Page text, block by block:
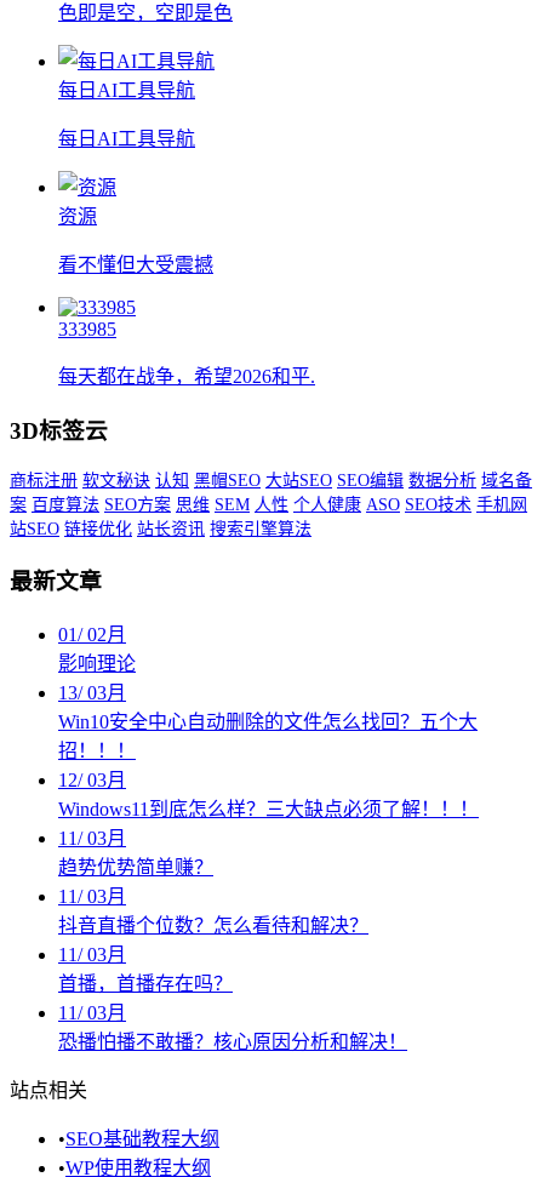
色即是空，空即是色
每日AI工具导航
每日AI工具导航
资源
看不懂但大受震撼
333985
每天都在战争，希望2026和平.
3D标签云
商标注册 软文秘诀 认知 黑帽SEO 大站SEO SEO编辑 数据分析 域名备
案 百度算法 SEO方案 思维 SEM 人性 个人健康 ASO SEO技术 手机网
站SEO 链接优化 站长资讯 搜索引擎算法
最新文章
01/02月
影响理论
13/03月
Win10安全中心自动删除的文件怎么找回？五个大
招！！！
12/03月
Windows11到底怎么样？三大缺点必须了解！！！
11/03月
趋势优势简单赚？
11/03月
抖音直播个位数？怎么看待和解决？
11/03月
首播，首播存在吗？
11/03月
恐播怕播不敢播？核心原因分析和解决！
站点相关
•SEO基础教程大纲
•WP使用教程大纲